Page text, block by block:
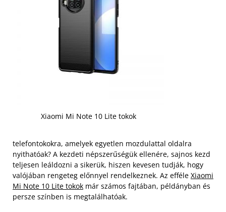
Xiaomi Mi Note 10 Lite tokok
telefontokokra, amelyek egyetlen mozdulattal oldalra
nyithatóak? A kezdeti népszerűségük ellenére, sajnos kezd
teljesen leáldozni a sikerük, hiszen kevesen tudják, hogy
valójában rengeteg előnnyel rendelkeznek. Az efféle Xiaomi
Mi Note 10 Lite tokok már számos fajtában, példányban és
persze színben is megtalálhatóak.